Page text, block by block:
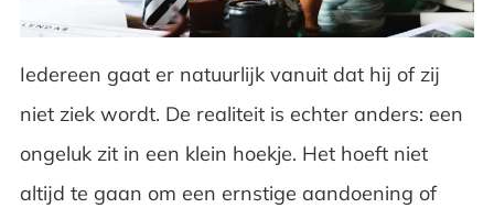
Iedereen gaat er natuurlijk vanuit dat hij of zij
niet ziek wordt. De realiteit is echter anders: een
ongeluk zit in een klein hoekje. Het hoeft niet
altijd te gaan om een ernstige aandoening of